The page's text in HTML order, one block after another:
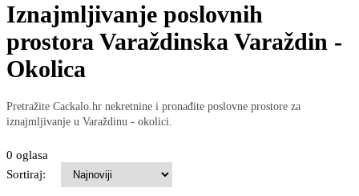
Iznajmljivanje poslovnih
prostora Varaždinska Varaždin -
Okolica
Pretražite Cackalo.hr nekretnine i pronađite poslovne prostore za
iznajmljivanje u Varaždinu - okolici.
0 oglasa
Sortiraj: